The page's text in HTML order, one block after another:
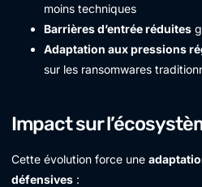
moins techniques
Barrières d’entrée réduites
Adaptation aux pressions
sur les ransomwares
Impact sur
Cette évolution force une
défensives :